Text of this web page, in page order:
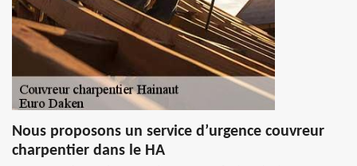
Nous proposons un service d’urgence couvreur
charpentier dans le HA